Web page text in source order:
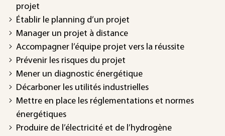
projet
Établir le planning d’un projet
Manager un projet à distance
Accompagner l’équipe projet vers la réussite
Prévenir les risques du projet
Mener un diagnostic énergétique
Décarboner les utilités industrielles
Mettre en place les réglementations et normes
énergétiques
Produire de l’électricité et de l’hydrogène